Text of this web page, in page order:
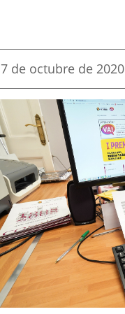
Fecha
la
noticia
7 de octubre de 2020